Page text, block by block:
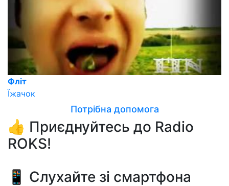
Фліт
Їжачок
Потрібна допомога
👍 Приєднуйтесь до Radio
ROKS!
📱 Слухайте зі смартфона